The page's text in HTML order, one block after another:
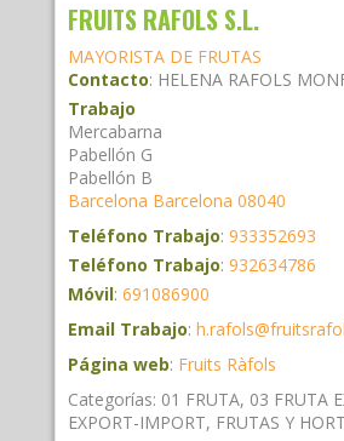
FRUITS RAFOLS S.L.
MAYORISTA DE FRUTAS
Contacto: HELENA RAFOLS
Trabajo
Mercabarna
Pabellón G
Pabellón B
Barcelona Barcelona 08040
Teléfono Trabajo: 933352693
Teléfono Trabajo: 932634786
Móvil: 691086900
Email Trabajo:
Página web: Fruits Ràfols
Categorías: 01 FRUTA, 03 FRUTA
EXPORT-IMPORT, FRUTAS Y